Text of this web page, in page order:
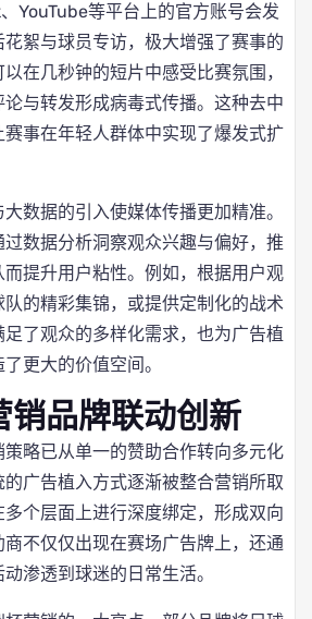
YouTube等平台上的官方账号会发
絮与球员专访，极大增强了赛事的
在几秒钟的短片中感受比赛氛围，
论与转发形成病毒式传播。这种去中
事在年轻人群体中实现了爆发式扩
数据的引入使媒体传播更加精准。
数据分析洞察观众兴趣与偏好，推
提升用户粘性。例如，根据用户观
的精彩集锦，或提供定制化的战术
了观众的多样化需求，也为广告植
更大的价值空间。
销品牌联动创新
策略已从单一的赞助合作转向多元化
广告植入方式逐渐被整合营销所取
个层面上进行深度绑定，形成双向
不仅仅出现在赛场广告牌上，还通
渗透到球迷的日常生活。